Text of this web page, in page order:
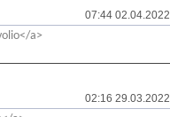
07:44 02.04.2022
a>
02:16 29.03.2022